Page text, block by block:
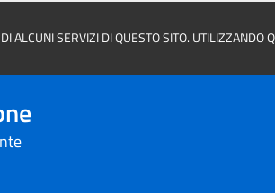
ALCUNI SERVIZI DI QUESTO SITO. UTILIZZANDO